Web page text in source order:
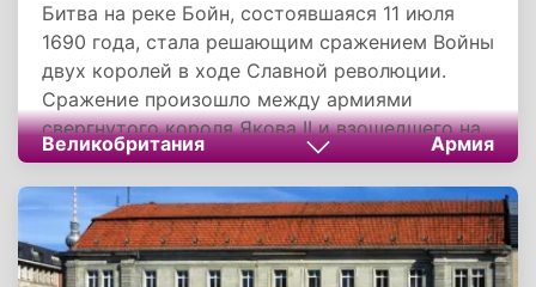
Битва на реке Бойн, состоявшаяся 11 июля
1690 года, стала решающим сражением Войны
двух королей в ходе Славной революции.
Сражение произошло между армиями
свергнутого короля Якова II и взошедшего на
престол Вильгельма III Оранского, который
приходился Якову племянником и зятем. Оба
короля командовали своими армиями. Армия
Вильгельма III одержала победу над армией
Якова II, состоящей в основном из
Великобритания Армия